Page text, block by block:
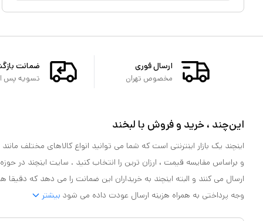
ارسال فوری
مخصوص تهران
ضمانت
تسویه پس از
این‌چند ، خرید و فروش با لبخند
اینچند یک بازار اینترنتی است که شما می توانید انواع کالاهای مختلف
و براساس مقایسه قیمت ، ارزان ترین را انتخاب کنید . سایت اینچند در
ارسال می کنند و البته اینچند به خریداران این ضمانت را می دهد که
وجه پرداختی به همراه هزینه ارسال عودت داده می شود بیشتر